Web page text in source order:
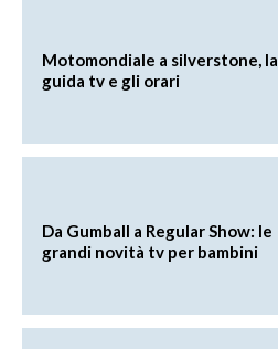
Motomondiale a silverstone, la
guida tv e gli orari
Da Gumball a Regular Show: le
grandi novità tv per bambini